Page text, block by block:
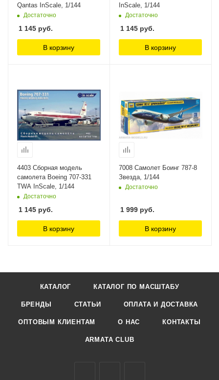
Qantas InScale, 1/144
Достаточно
1 145 руб.
В корзину
InScale, 1/144
Достаточно
1 145 руб.
В корзину
4403 Сборная модель
самолета Boeing 707-331
TWA InScale, 1/144
Достаточно
1 145 руб.
В корзину
7008 Самолет Боинг 787-8
Звезда, 1/144
Достаточно
1 999 руб.
В корзину
КАТАЛОГ КАТАЛОГ ПО МАСШТАБУ
БРЕНДЫ СТАТЬИ ОПЛАТА И ДОСТАВКА
ОПТОВЫМ КЛИЕНТАМ О НАС КОНТАКТЫ
ARMATA CLUB